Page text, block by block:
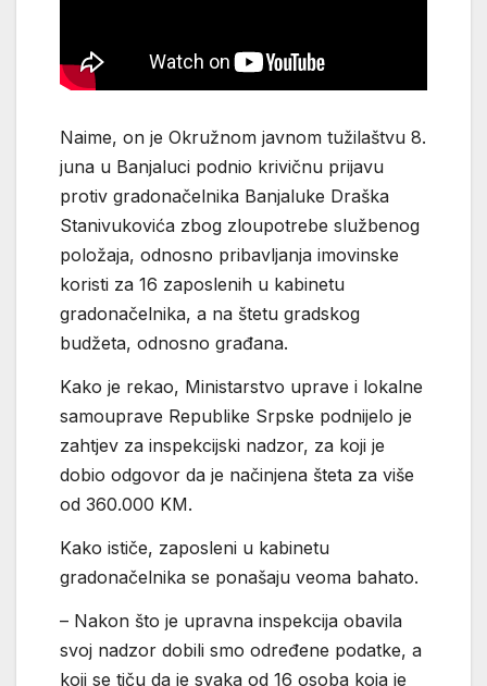
Naime, on je Okružnom javnom tužilaštvu 8.
juna u Banjaluci podnio krivičnu prijavu
protiv gradonačelnika Banjaluke Draška
Stanivukovića zbog zloupotrebe službenog
položaja, odnosno pribavljanja imovinske
koristi za 16 zaposlenih u kabinetu
gradonačelnika, a na štetu gradskog
budžeta, odnosno građana.
Kako je rekao, Ministarstvo uprave i lokalne
samouprave Republike Srpske podnijelo je
zahtjev za inspekcijski nadzor, za koji je
dobio odgovor da je načinjena šteta za više
od 360.000 KM.
Kako ističe, zaposleni u kabinetu
gradonačelnika se ponašaju veoma bahato.
– Nakon što je upravna inspekcija obavila
svoj nadzor dobili smo određene podatke, a
koji se tiču da je svaka od 16 osoba koja je